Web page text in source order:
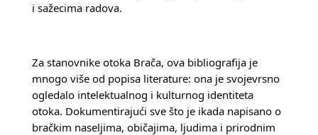
i sažecima radova.
Za stanovnike otoka Brača, ova bibliografija je
mnogo više od popisa literature: ona je svojevrsno
ogledalo intelektualnog i kulturnog identiteta
otoka. Dokumentirajući sve što je ikada napisano o
bračkim naseljima, običajima, ljudima i prirodnim